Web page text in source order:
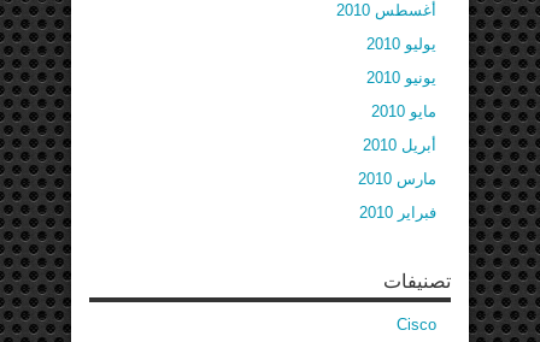
أغسطس 2010
يوليو 2010
يونيو 2010
مايو 2010
أبريل 2010
مارس 2010
فبراير 2010
تصنيفات
Cisco